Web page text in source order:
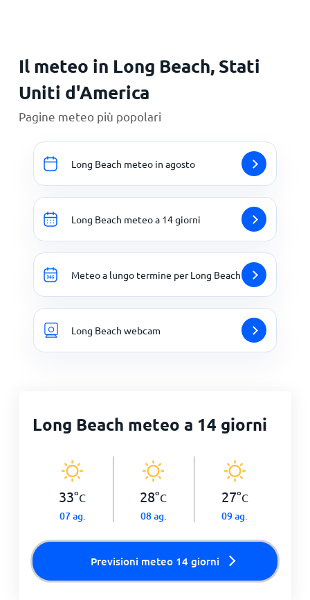
Il meteo in Long Beach, Stati
Uniti d'America
Pagine meteo più popolari
Long Beach meteo in agosto
Long Beach meteo a 14 giorni
Meteo a lungo termine per Long Beach
Long Beach webcam
Long Beach meteo a 14 giorni
33°C
07 ag.
28°C
08 ag.
27°C
09 ag.
Previsioni meteo 14 giorni